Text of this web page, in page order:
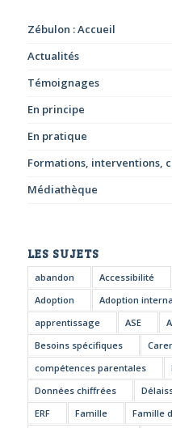
Zébulon : Accueil
Actualités
Témoignages
En principe
En pratique
Formations, interventions,
Médiathèque
LES SUJETS
abandon Accessibilité
Adoption
Adoption
apprentissage
ASE
Besoins spécifiques
compétences parentales
Données chiffrées
ERF
Famille Famille